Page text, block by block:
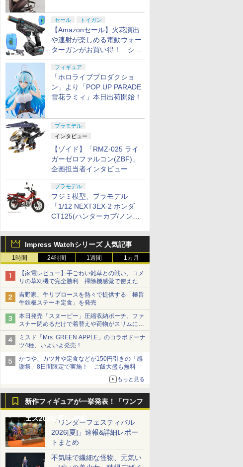
セール トイガン
【Amazonセール】火花演出
や連射が楽しめる電動ウォー
ターガンがお買い得！ シー
ルド付きセットや、2丁セッ
トが登場
フィギュア
「ホロライブプロダクショ
ン」より「POP UP PARADE
雪花ラミィ」本日出荷開始！
プラモデル
インタビュー
【ゾイド】「RMZ-025 ライ
ガーゼロファルコン(ZBF)」
企画担当者インタビュー
プラモデル
フジミ模型、プラモデル
「1/12 NEXT3EX-2 ホンダ
CT125(ハンターカブ/ノンカ
ーツ付き)」本日出荷開始！
Impress Watchシリーズ 人気記事
1時間 24時間 1週間 1カ月
【家電レビュー】手ごわい雑草との戦い、コメ
リの草刈機で完全勝利 掃除機感覚で使えた
吉野家、牛リブロースを熱々で提供する「極旨
牛鉄板ステーキ定食」を発売
本日発売「スヌーピー」圧縮収納ポーチ。ファ
スナー閉めるだけで着替えや荷物がスリムにま
とまる
ミスド「Mrs. GREEN APPLE」のコラボドーナ
ツ4種、いよいよ発売！
かつや、カツ丼や定食などが150円引きの「感
謝祭」8日間限定で実施！ ご飯大盛も無料
もっと見る
新作フィギュアが一挙発表！「ワンフ
ェス2026[夏]」特集「ワンダーフェスティバル
2026[夏]」速報&詳細レポー
トまとめ
不気味で繊細な怪物、元気い